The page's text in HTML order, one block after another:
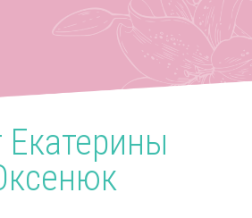
Екатерины